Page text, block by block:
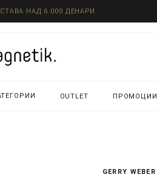
НАД 6.000 ДЕНАРИ
OUTLET ПРОМОЦИИ
GERRY WEBER